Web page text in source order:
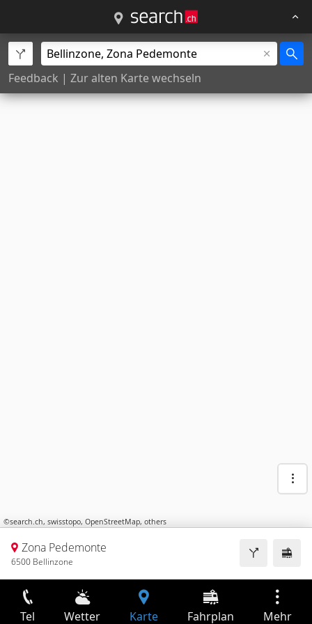
Feedback | Zur alten Karte wechseln
©search.ch, swisstopo, OpenStreetMap, others
Zona Pedemonte
6500 Bellinzone
Tel Wetter Karte Fahrplan Mehr